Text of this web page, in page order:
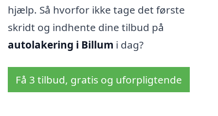
hjælp. Så hvorfor ikke tage det første
skridt og indhente dine tilbud på
autolakering i Billum i dag?
Få 3 tilbud, gratis og uforpligtende